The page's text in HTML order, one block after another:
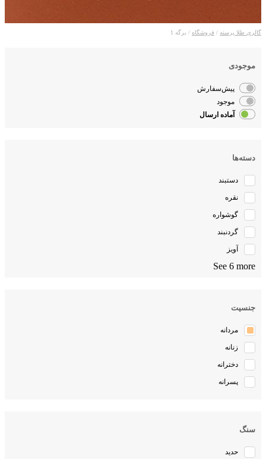
گالری طلا پرسته / فروشگاه / برگه 1
موجودی
پیش‌سفارش
موجود
آماده ارسال
دسته‌ها
دستبند
نقره
گوشواره
گردنبند
آویز
See 6 more
جنسیت
مردانه
زنانه
دخترانه
پسرانه
سنگ
حدید